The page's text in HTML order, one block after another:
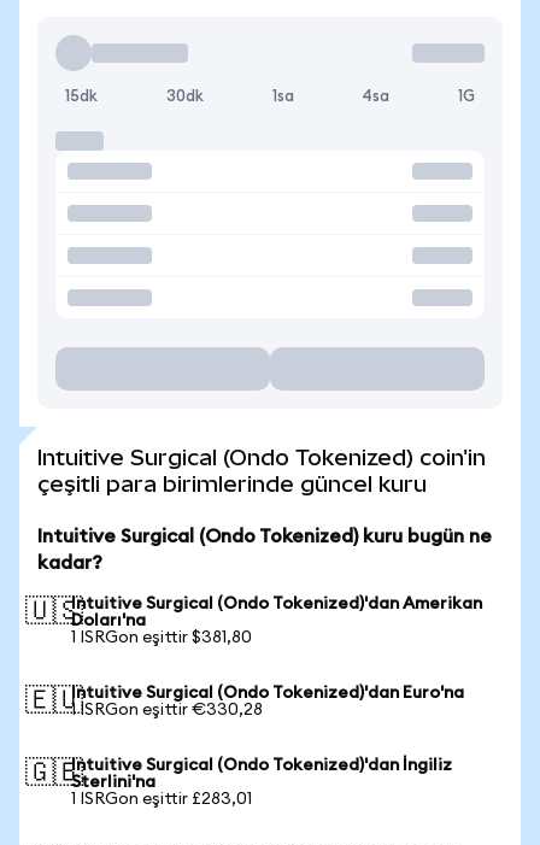
15dk 30dk 1sa 4sa 1G
Intuitive Surgical (Ondo Tokenized) coin'in
çeşitli para birimlerinde güncel kuru
Intuitive Surgical (Ondo Tokenized) kuru bugün ne
kadar?
🇺🇸Intuitive Surgical (Ondo Tokenized)'dan Amerikan
Doları'na
1 ISRGon eşittir $381,80
🇪🇺Intuitive Surgical (Ondo Tokenized)'dan Euro'na
1 ISRGon eşittir €330,28
🇬🇧Intuitive Surgical (Ondo Tokenized)'dan İngiliz
Sterlini'na
1 ISRGon eşittir £283,01